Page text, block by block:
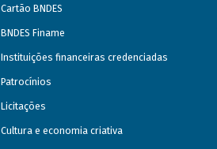
Cartão BNDES
BNDES Finame
Instituições financeiras credenciadas
Patrocínios
Licitações
Cultura e economia criativa